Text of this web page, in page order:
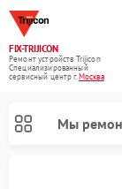
FIX-TRIJICON
Ремонт устройств Trijicon
Специализированный
cервисный центр г.Москва
Мы